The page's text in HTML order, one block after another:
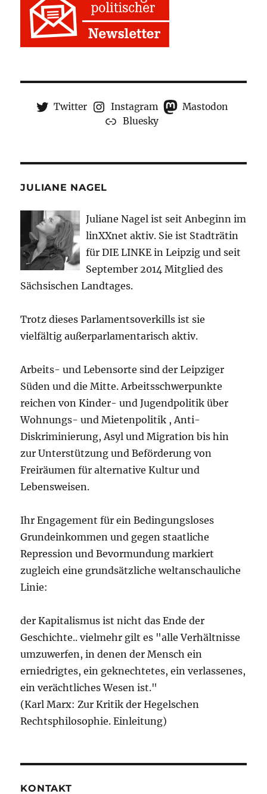
Twitter Instagram
Mastodon
Bluesky
JULIANE NAGEL
Juliane Nagel ist seit Anbeginn im
linXXnet aktiv. Sie ist Stadträtin
für DIE LINKE in Leipzig und seit
September 2014 Mitglied des
Sächsischen Landtages.
Trotz dieses Parlamentsoverkills ist sie
vielfältig außerparlamentarisch aktiv.
Arbeits- und Lebensorte sind der Leipziger
Süden und die Mitte. Arbeitsschwerpunkte
reichen von Kinder- und Jugendpolitik über
Wohnungs- und Mietenpolitik , Anti-
Diskriminierung, Asyl und Migration bis hin
zur Unterstützung und Beförderung von
Freiräumen für alternative Kultur und
Lebensweisen.
Ihr Engagement für ein Bedingungsloses
Grundeinkommen und gegen staatliche
Repression und Bevormundung markiert
zugleich eine grundsätzliche weltanschauliche
Linie:
der Kapitalismus ist nicht das Ende der
Geschichte.. vielmehr gilt es "alle Verhältnisse
umzuwerfen, in denen der Mensch ein
erniedrigtes, ein geknechtetes, ein verlassenes,
ein verächtliches Wesen ist."
(Karl Marx: Zur Kritik der Hegelschen
Rechtsphilosophie. Einleitung)
KONTAKT